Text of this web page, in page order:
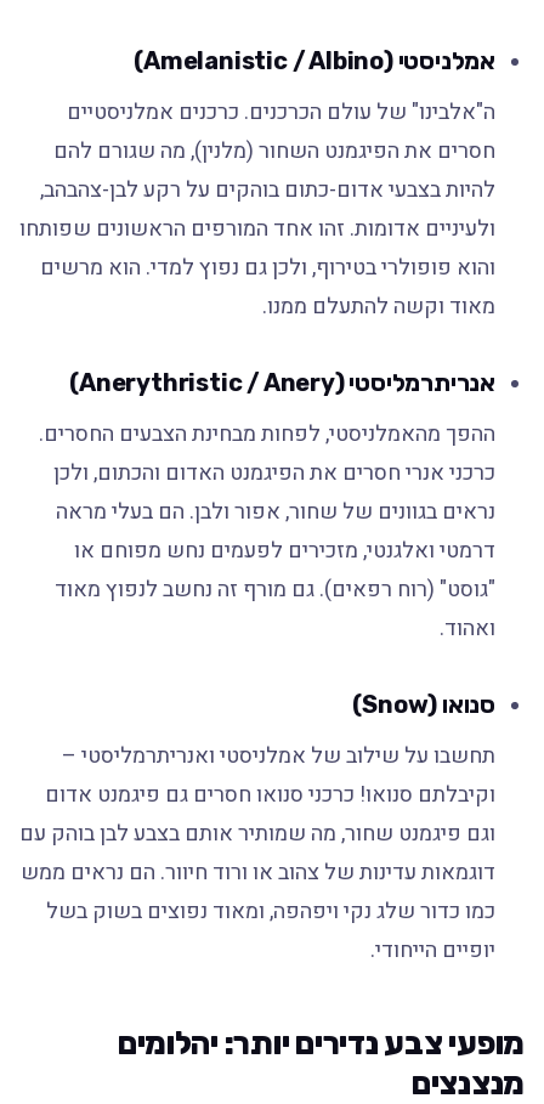
אמלניסטי (Amelanistic / Albino)
ה"אלבינו" של עולם הכרכנים. כרכנים אמלניסטיים
חסרים את הפיגמנט השחור (מלנין), מה שגורם להם
להיות בצבעי אדום-כתום בוהקים על רקע לבן-צהבהב,
ולעיניים אדומות. זהו אחד המורפים הראשונים שפותחו
והוא פופולרי בטירוף, ולכן גם נפוץ למדי. הוא מרשים
מאוד וקשה להתעלם ממנו.
אנריתרמליסטי (Anerythristic / Anery)
ההפך מהאמלניסטי, לפחות מבחינת הצבעים החסרים.
כרכני אנרי חסרים את הפיגמנט האדום והכתום, ולכן
נראים בגוונים של שחור, אפור ולבן. הם בעלי מראה
דרמטי ואלגנטי, מזכירים לפעמים נחש מפוחם או
"גוסט" (רוח רפאים). גם מורף זה נחשב לנפוץ מאוד
ואהוד.
סנואו (Snow)
תחשבו על שילוב של אמלניסטי ואנריתרמליסטי –
וקיבלתם סנואו! כרכני סנואו חסרים גם פיגמנט אדום
וגם פיגמנט שחור, מה שמותיר אותם בצבע לבן בוהק עם
דוגמאות עדינות של צהוב או ורוד חיוור. הם נראים ממש
כמו כדור שלג נקי ויפהפה, ומאוד נפוצים בשוק בשל
יופיים הייחודי.
מופעי צבע נדירים יותר: יהלומים
מנצנצים